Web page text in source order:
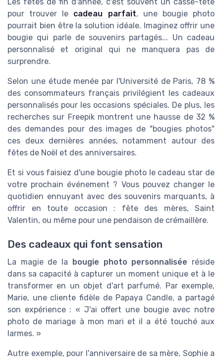
pour trouver le cadeau parfait, une bougie photo
pourrait bien être la solution idéale. Imaginez offrir une
bougie qui parle de souvenirs partagés... Un cadeau
personnalisé et original qui ne manquera pas de
surprendre.
Selon une étude menée par l'Université de Paris, 78 %
des consommateurs français privilégient les cadeaux
personnalisés pour les occasions spéciales. De plus, les
recherches sur Freepik montrent une hausse de 32 %
des demandes pour des images de "bougies photos"
ces deux dernières années, notamment autour des
fêtes de Noël et des anniversaires.
Et si vous faisiez d'une bougie photo le cadeau star de
votre prochain événement ? Vous pouvez changer le
quotidien ennuyant avec des souvenirs marquants, à
offrir en toute occasion : fête des mères, Saint
Valentin, ou même pour une pendaison de crémaillère.
Des cadeaux qui font sensation
La magie de la bougie photo personnalisée réside
dans sa capacité à capturer un moment unique et à le
transformer en un objet d'art parfumé. Par exemple,
Marie, une cliente fidèle de Papaya Candle, a partagé
son expérience : « J'ai offert une bougie avec notre
photo de mariage à mon mari et il a été touché aux
larmes. »
Autre exemple, pour l'anniversaire de sa mère, Sophie a